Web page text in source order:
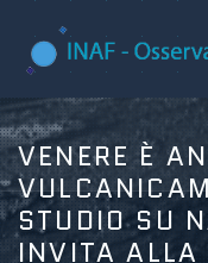
VENERE È
STUDIO SU
INVITA ALLA